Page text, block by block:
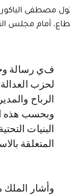
مصطفى
أمام
في رسالة وجهها إلى رئيس مجلس النواب، طالب رئيس الفريق البرلماني
لحزب
الرباح
وبحسب هذه
البنيات
المتعلقة
وأشار